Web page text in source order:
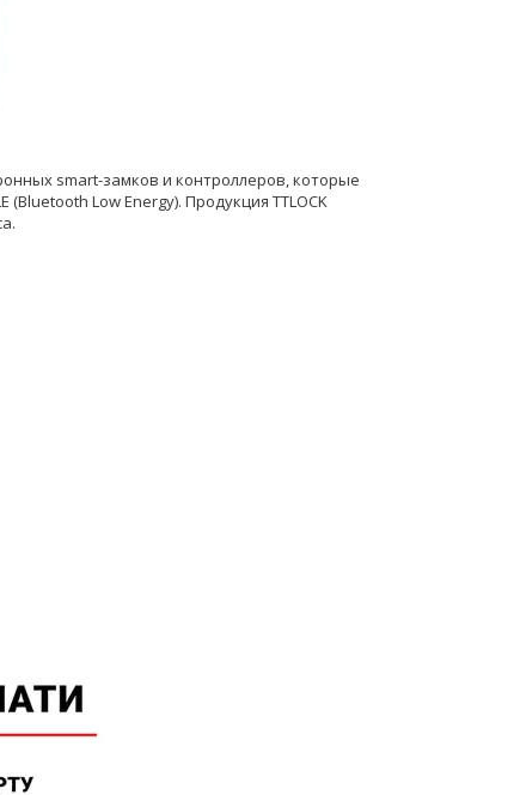
smart-замков и контроллеров, которые
Low Energy). Продукция TTLOCK